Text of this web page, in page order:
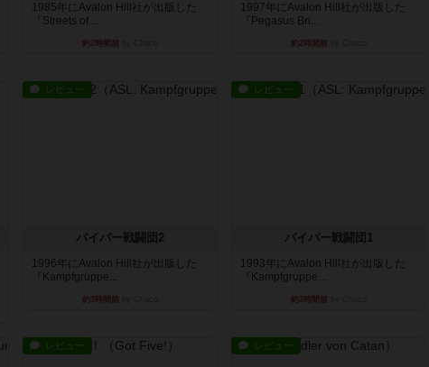
1985年にAvalon Hill社が出版した
『Streets of ...
約2時間前
1997年にAvalon Hill社が出版した
『Pegasus Bri...
約2時間前
レビュー
パイパー戦闘団2
1996年にAvalon Hill社が出版した
『Kampfgruppe...
約3時間前
レビュー
パイパー戦闘団1
1993年にAvalon Hill社が出版した
『Kampfgruppe...
約3時間前
レビュー レビュー